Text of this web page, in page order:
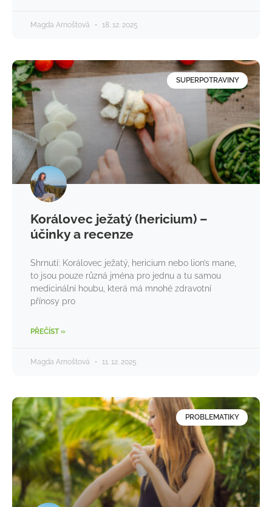
Magda Arnoštová 18. 12. 2025
SUPERPOTRAVINY
Korálovec ježatý (hericium) –
účinky a recenze
Shrnutí: Korálovec ježatý, hericium nebo lion’s mane,
to jsou pouze různá jména pro jednu a tu samou
medicinální houbu, která má mnohé zdravotní
přínosy pro
PŘEČÍST »
Magda Arnoštová 11. 12. 2025
PROBLEMATIKY